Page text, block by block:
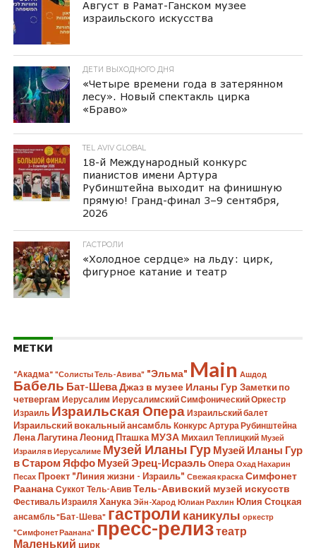
Август в Рамат-Ганском музее
израильского искусства
ДЕТИ ВЫХОДНОГО ДНЯ
«Четыре времени года в затерянном
лесу». Новый спектакль цирка
«Браво»
TEL AVIV GLOBAL
18-й Международный конкурс
пианистов имени Артура
Рубинштейна выходит на финишную
прямую! Гранд-финал 3–9 сентября,
2026
ГАСТРОЛИ
«Холодное сердце» на льду: цирк,
фигурное катание и театр
МЕТКИ
"Акадма" "Солисты Тель-Авива" "Эльма" Main Ашдод
Бабель Бат-ШеваДжаз в музее Иланы Гур Заметки по
четвергам Иерусалим Иерусалимский Симфонический Оркестр
Израиль Израильская Опера Израильский балет
Израильский вокальный ансамбль Конкурс Артура Рубинштейна
Лена Лагутина Леонид Пташка МУЗА Михаил Теплицкий Музей
Израиля в Иерусалиме Музей Иланы Гур Музей Иланы Гур
в Старом Яффо Музей Эрец-Исраэль Опера Охад Нахарин
Песах Проект "Линия жизни - Израиль" Свежая краска Симфонет
Раанана Суккот Тель-Авив Тель-Авивский музей искусств
Фестиваль Израиля Ханука Эйн-Харод Юлиан Рахлин Юлия Стоцкая
ансамбль "Бат-Шева" гастроли каникулы оркестр
"Симфонет Раанана" пресс-релизтеатр
Маленький цирк